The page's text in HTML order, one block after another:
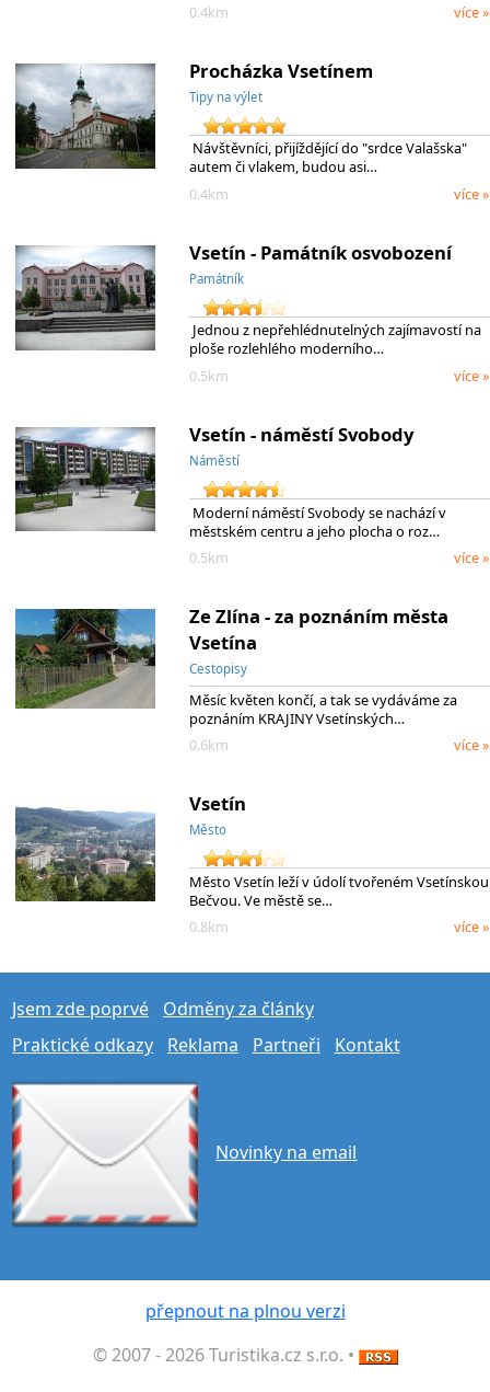
0.4km
více »
Procházka Vsetínem
Tipy na výlet
Návštěvníci, přijíždějící do "srdce Valašska"
autem či vlakem, budou asi…
0.4km
více »
Vsetín - Památník osvobození
Památník
Jednou z nepřehlédnutelných zajímavostí na
ploše rozlehlého moderního…
0.5km
více »
Vsetín - náměstí Svobody
Náměstí
Moderní náměstí Svobody se nachází v
městském centru a jeho plocha o roz…
0.5km
více »
Ze Zlína - za poznáním města
Vsetína
Cestopisy
Měsíc květen končí, a tak se vydáváme za
poznáním KRAJINY Vsetínských…
0.6km
více »
Vsetín
Město
Město Vsetín leží v údolí tvořeném Vsetínskou
Bečvou. Ve městě se…
0.8km
více »
Jsem zde poprvé
Odměny za články
Praktické odkazy
Reklama Partneři Kontakt
Novinky na email
přepnout na plnou verzi
© 2007 - 2026 Turistika.cz s.r.o. •